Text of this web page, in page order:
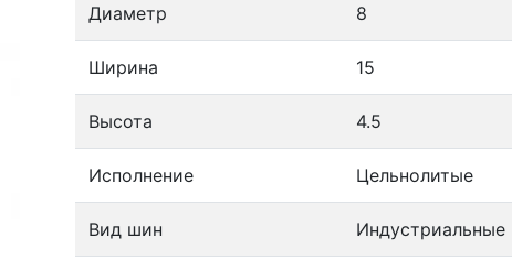
Диаметр 8
Ширина 15
Высота 4.5
Исполнение Цельнолитые
Вид шин Индустриальные